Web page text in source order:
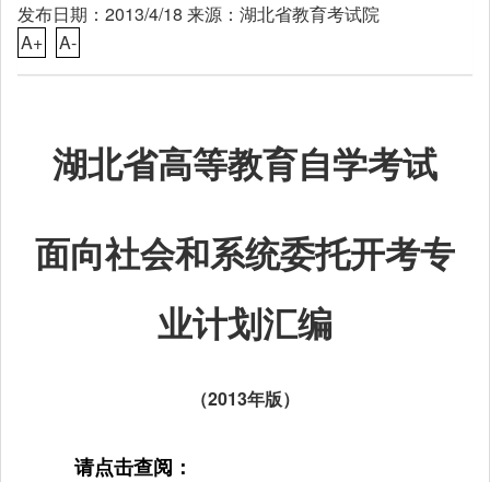
发布日期：2013/4/18 来源：湖北省教育考试院
A+
A-
湖北省高等教育自学考试
面向社会和系统委托开考专
业计划汇编
（2013年版）
请点击查阅：